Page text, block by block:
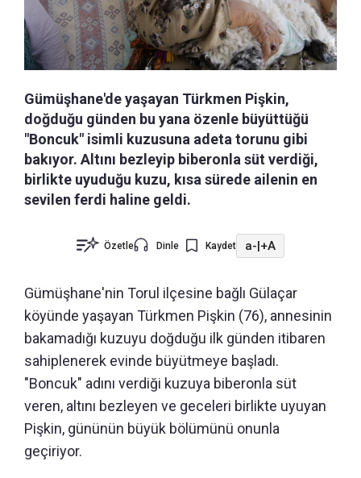
Gümüşhane'de yaşayan Türkmen Pişkin,
doğduğu günden bu yana özenle büyüttüğü
"Boncuk" isimli kuzusuna adeta torunu gibi
bakıyor. Altını bezleyip biberonla süt verdiği,
birlikte uyuduğu kuzu, kısa sürede ailenin en
sevilen ferdi haline geldi.
Özetle Dinle Kaydet a-|+A
Gümüşhane'nin Torul ilçesine bağlı Gülaçar
köyünde yaşayan Türkmen Pişkin (76), annesinin
bakamadığı kuzuyu doğduğu ilk günden itibaren
sahiplenerek evinde büyütmeye başladı.
"Boncuk" adını verdiği kuzuya biberonla süt
veren, altını bezleyen ve geceleri birlikte uyuyan
Pişkin, gününün büyük bölümünü onunla
geçiriyor.